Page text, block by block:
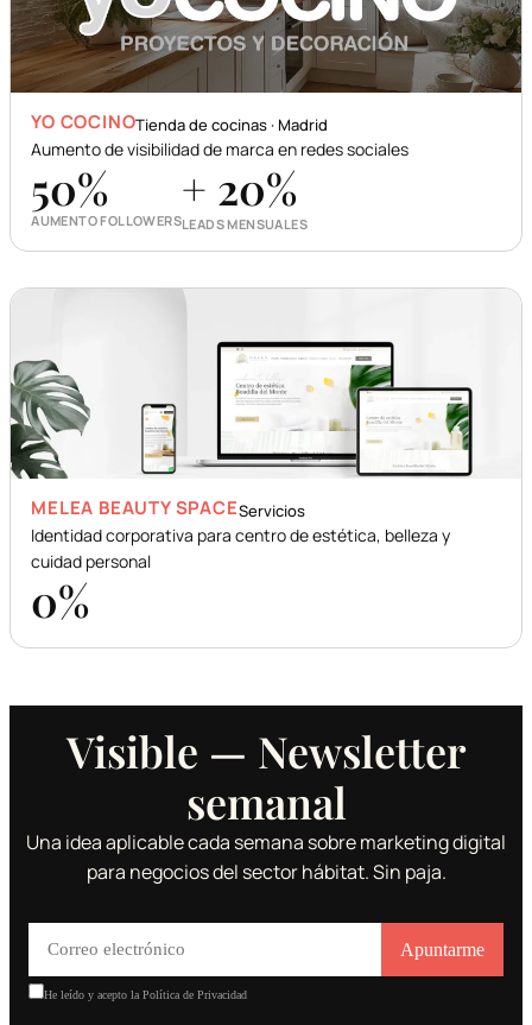
YO COCINOTienda de cocinas · Madrid
Aumento de visibilidad de marca en redes sociales
AUMENTO FOLLOWERS
50% + 20%
LEADS MENSUALES
MELEA BEAUTY SPACEServicios
Identidad corporativa para centro de estética, belleza y
cuidad personal
0%
Visible — Newsletter
semanal
Una idea aplicable cada semana sobre marketing digital
para negocios del sector hábitat. Sin paja.